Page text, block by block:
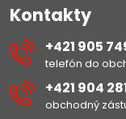
Kontakty
+421 905
telefón do
+421 904
obchodný